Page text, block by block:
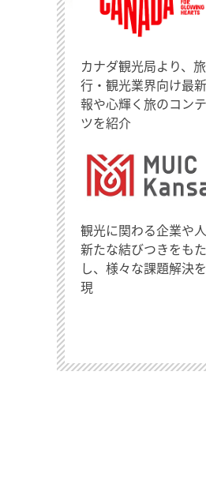
​カナダ観光局より、旅
行・観光業界向け最
報や心輝く旅のコン
ツを紹介
観光に関わる企業や
新たな結びつきをも
し、様々な課題解決
現